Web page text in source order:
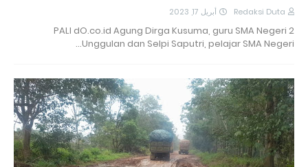
Redaksi Duta أبريل 17, 2023
PALI dO.co.id Agung Dirga Kusuma, guru SMA Negeri 2
Unggulan dan Selpi Saputri, pelajar SMA Negeri…